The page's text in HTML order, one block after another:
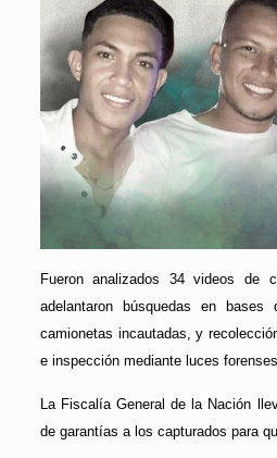
Fueron analizados 34 videos de
adelantaron búsquedas en
camionetas incautadas, y
e inspección mediante luces
La Fiscalía General de la Nación
de garantías a los capturados para